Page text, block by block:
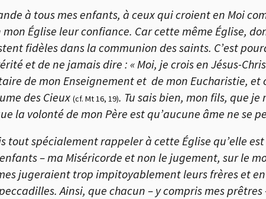
à tous mes enfants, à ceux qui croient en Moi
mon Église leur confiance. Car cette même Église,
fidèles dans la communion des saints. C’est
et de ne jamais dire : « Moi, je crois en Jésus-
de mon Enseignement et de mon Eucharistie, et
des Cieux (cf. Mt 16, 19). Tu sais bien, mon fils, que
la volonté de mon Père est qu’aucune âme ne se
tout spécialement rappeler à cette Église qu’elle
– ma Miséricorde et non le jugement, sur le
jugeraient trop impitoyablement leurs frères et
Ainsi, que chacun – y compris mes